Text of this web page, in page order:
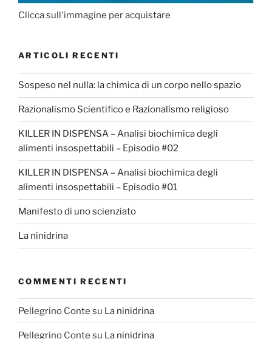
Clicca sull'immagine per acquistare
ARTICOLI RECENTI
Sospeso nel nulla: la chimica di un corpo nello spazio
Razionalismo Scientifico e Razionalismo religioso
KILLER IN DISPENSA – Analisi biochimica degli
alimenti insospettabili – Episodio #02
KILLER IN DISPENSA – Analisi biochimica degli
alimenti insospettabili – Episodio #01
Manifesto di uno scienziato
La ninidrina
COMMENTI RECENTI
Pellegrino Conte su La ninidrina
Pellegrino Conte su La ninidrina